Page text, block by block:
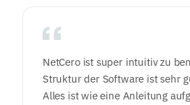
NetCero ist super intuitiv zu
Struktur der Software ist sehr
Alles ist wie eine Anleitung